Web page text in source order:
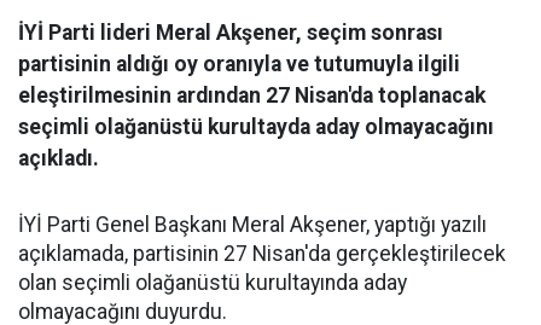
İYİ Parti lideri Meral Akşener, seçim sonrası
partisinin aldığı oy oranıyla ve tutumuyla ilgili
eleştirilmesinin ardından 27 Nisan'da toplanacak
seçimli olağanüstü kurultayda aday olmayacağını
açıkladı.
İYİ Parti Genel Başkanı Meral Akşener, yaptığı yazılı
açıklamada, partisinin 27 Nisan'da gerçekleştirilecek
olan seçimli olağanüstü kurultayında aday
olmayacağını duyurdu.